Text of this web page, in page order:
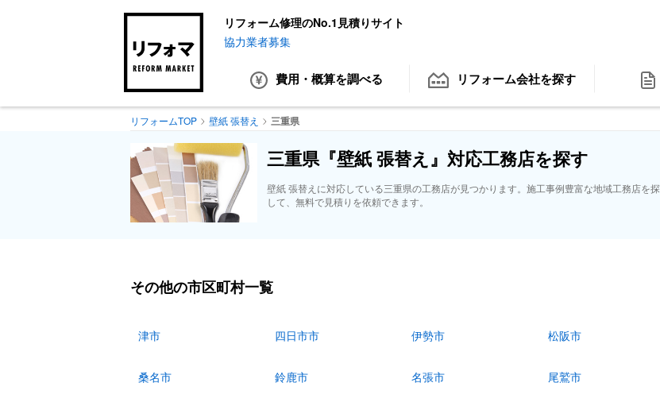
リフォーム修理のNo.1見積りサイト
協力業者募集
費用・概算を調べる リフォーム会社を探す
リフォームTOP 壁紙 張替え 三重県
三重県『壁紙 張替え』対応工務店を探す
壁紙 張替えに対応している三重県の工務店が見つかります。施工事例豊富な地域工務店を探
して、無料で見積りを依頼できます。
その他の市区町村一覧
津市 四日市市 伊勢市 松阪市
桑名市 鈴鹿市 名張市 尾鷲市